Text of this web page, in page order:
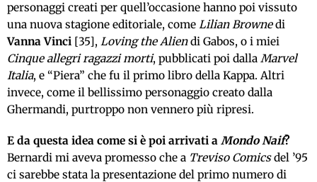
personaggi creati per quell’occasione hanno poi vissuto
una nuova stagione editoriale, come Lilian Brownedi
Vanna Vinci [35], Loving the Aliendi Gabos, o i miei
Cinque allegri ragazzi morti, pubblicati poi dalla Marvel
Italia, e “Piera” che fu il primo libro della Kappa. Altri
invece, come il bellissimo personaggio creato dalla
Ghermandi, purtroppo non vennero più ripresi.
E da questa idea come si è poi arrivati a Mondo Naif?
Bernardi mi aveva promesso che a Treviso Comicsdel ’95
ci sarebbe stata la presentazione del primo numero di